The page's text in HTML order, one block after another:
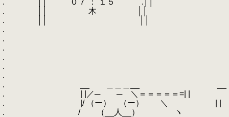
. ││ 木 ││
. ││ ││
.
.
.
.
.
.
. __ ＿＿＿__ __
. | |／─ ─ ＼＝＝＝＝＝=| |
. |/ （ー） （ー） ＼ | |
. / （__人__） ヽ